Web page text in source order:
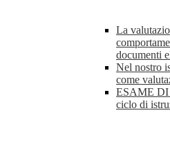
La
documenti
Nel nostro
come
ESAME DI
ciclo di